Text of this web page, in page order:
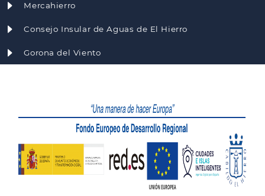
Mercahierro
Consejo Insular de Aguas de El Hierro
Gorona del Viento